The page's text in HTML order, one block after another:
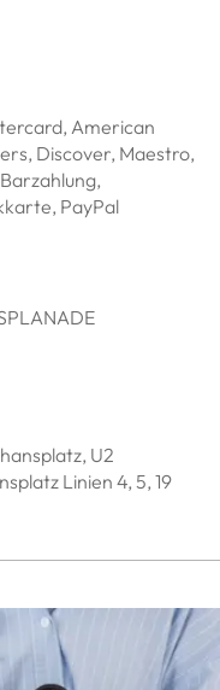
American
Discover, Maestro,
PayPal
U2
Linien 4, 5, 19